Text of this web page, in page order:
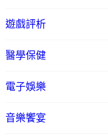
遊戲評析
醫學保健
電子娛樂
音樂饗宴